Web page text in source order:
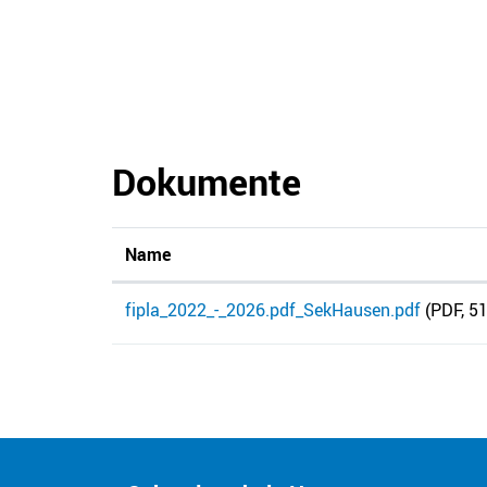
Dokumente
Name
fipla_2022_-_2026.pdf_SekHausen.pdf (PDF,